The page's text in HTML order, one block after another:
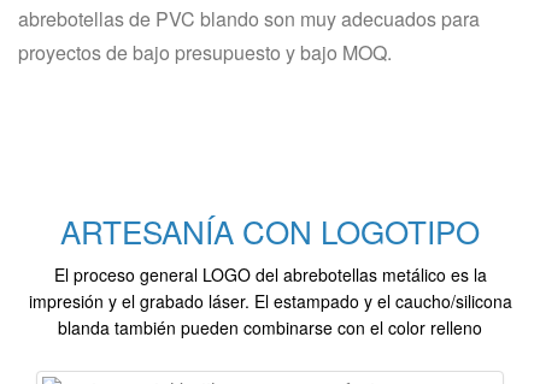
abrebotellas de PVC blando son muy adecuados para
proyectos de bajo presupuesto y bajo MOQ.
ARTESANÍA CON LOGOTIPO
El proceso general LOGO del abrebotellas metálico es la
impresión y el grabado láser. El estampado y el caucho/silicona
blanda también pueden combinarse con el color relleno